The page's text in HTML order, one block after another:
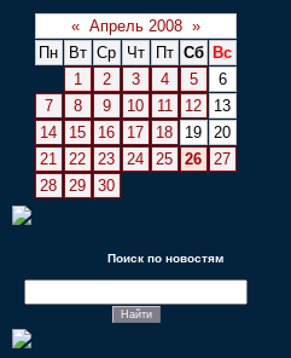
« Апрель 2008 »
Пн
Вт Ср Чт Пт Сб
Вс
1
2 3 4 5
6
7
8 9 10 11 12
13
14
15 16 17 18 19
20
21
22 23 24 25 26
27
28
29 30
Поиск по новостям